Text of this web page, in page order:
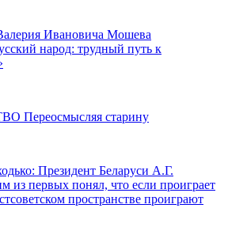
Ивановича Мошева
народ: трудный путь к
Переосмысляя старину
Президент Беларуси А.Г.
из первых понял, что если проиграет
пространстве проиграют